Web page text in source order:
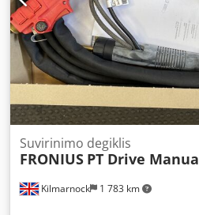
Kilmarnock 1 783 km
Suvirinimo degiklis
FRONIUS PT Drive